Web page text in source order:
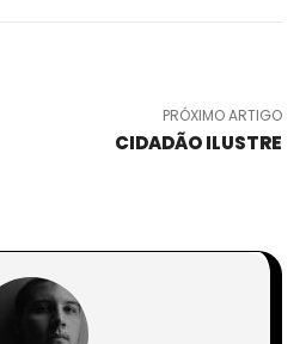
PRÓXIMO ARTIGO
CIDADÃO ILUSTRE